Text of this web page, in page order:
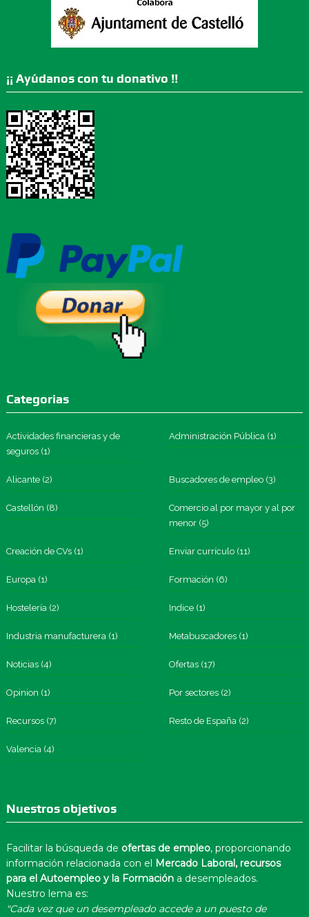
¡¡ Ayúdanos con tu donativo !!
Categorias
Actividades financieras y de
seguros(1)
Administración Pública (1)
Alicante(2) Buscadores de empleo (3)
Castellón (8)
Comercio al por mayor y al por
menor (5)
Creación de CVs(1) Enviar currículo (11)
Europa(1) Formación (6)
Hostelería(2) Indice (1)
Industria manufacturera(1) Metabuscadores (1)
Noticias(4) Ofertas (17)
Opinion (1) Por sectores (2)
Recursos(7) Resto de España (2)
Valencia(4)
Nuestros objetivos
Facilitar la búsqueda de ofertas de empleo, proporcionando
información relacionada con el
Mercado Laboral, recursos
para el Autoempleo y la Formacióna desempleados.
Nuestro lema es:
"Cada vez que un desempleado accede a un puesto de